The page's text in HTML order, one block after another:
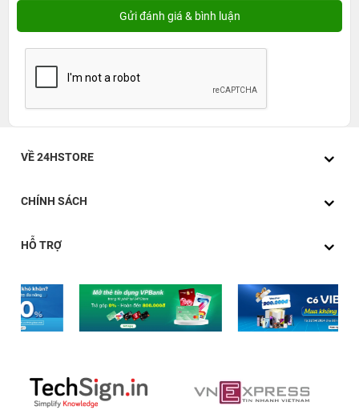
VỀ 24HSTORE
CHÍNH SÁCH
HỖ TRỢ